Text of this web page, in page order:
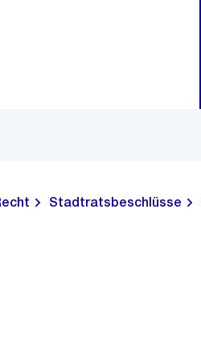
Stadtratsbeschlüsse